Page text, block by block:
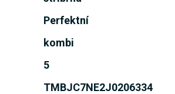
Perfektní
kombi
5
TMBJC7NE2J0206334